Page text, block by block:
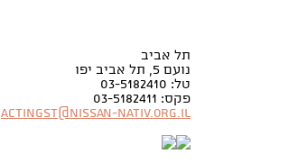
תל אביב
נועם 5, תל אביב יפו
טל: 03-5182410
פקס: 03-5182411
Actingst@nissan-nativ.org.il